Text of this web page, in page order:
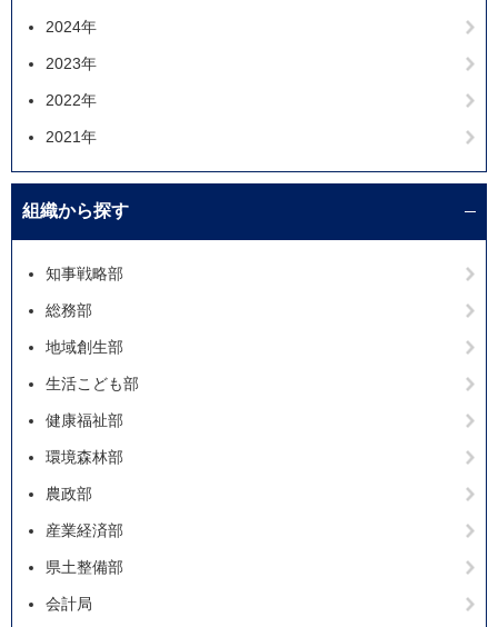
2024年
2023年
2022年
2021年
組織から探す
知事戦略部
総務部
地域創生部
生活こども部
健康福祉部
環境森林部
農政部
産業経済部
県土整備部
会計局